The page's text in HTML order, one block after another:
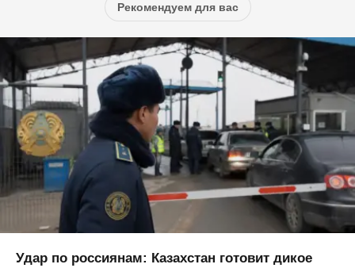
Рекомендуем для вас
Удар по россиянам: Казахстан готовит дикое